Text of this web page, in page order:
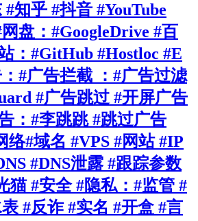
知乎 #抖音 #YouTube
盘：#GoogleDrive #百
：#GitHub #Hostloc #E
#广告拦截 ：#广告过滤
#广告跳过 #开屏广告
：#李跳跳 #跳过广告
络#域名 #VPS #网站 #IP
#DNS泄露 #跟踪参数
猫 #安全 #隐私：#监管 #
#反诈 #实名 #开盒 #言